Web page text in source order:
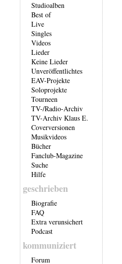
Studioalben
Best of
Live
Singles
Videos
Lieder
Keine Lieder
Unveröffentlichtes
EAV-Projekte
Soloprojekte
Tourneen
TV-/Radio-Archiv
TV-Archiv Klaus E.
Coverversionen
Musikvideos
Bücher
Fanclub-Magazine
Suche
Hilfe
geschrieben
Biografie
FAQ
Extra verunsichert
Podcast
kommuniziert
Forum